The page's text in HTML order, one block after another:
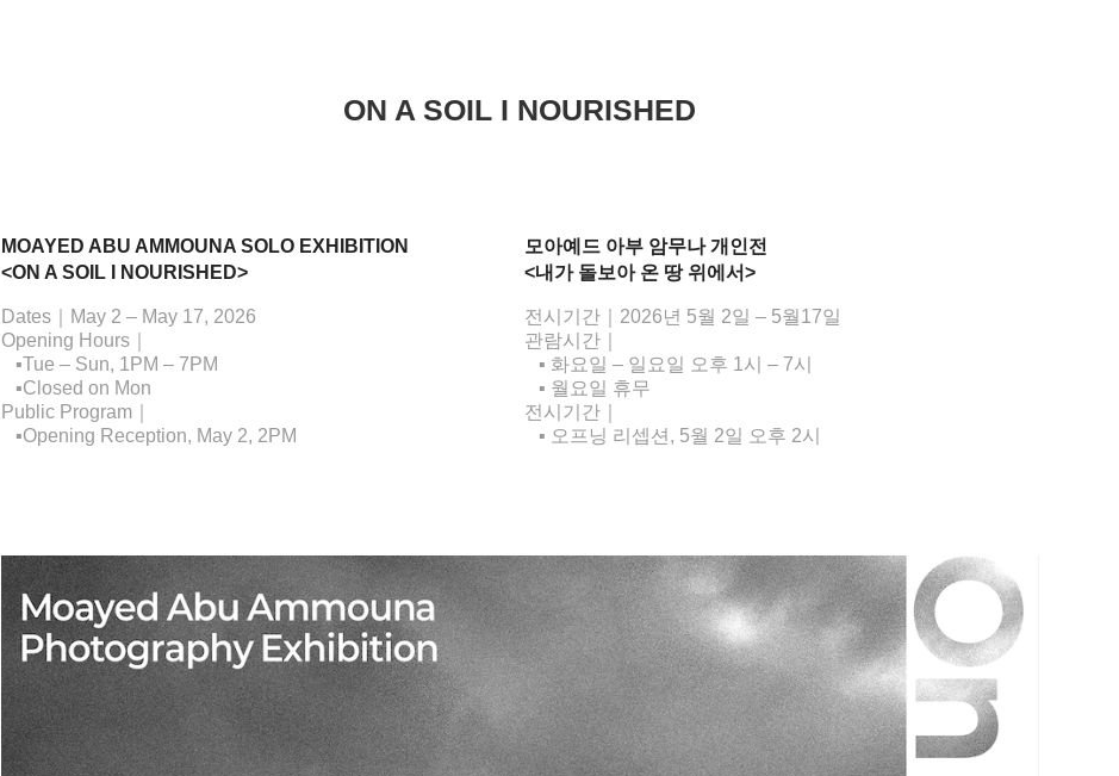
ON A SOIL I NOURISHED
MOAYED ABU AMMOUNA SOLO EXHIBITION
<ON A SOIL I NOURISHED>
Dates｜May 2 – May 17, 2026
Opening Hours｜
▪️Tue – Sun, 1PM – 7PM
▪️Closed on Mon
Public Program｜
▪️Opening Reception, May 2, 2PM
모아예드 아부 암무나 개인전
<내가 돌보아 온 땅 위에서>
전시기간｜2026년 5월 2일 – 5월17일
관람시간｜
▪️ 화요일 – 일요일 오후 1시 – 7시
▪️ 월요일 휴무
전시기간｜
▪️ 오프닝 리셉션, 5월 2일 오후 2시